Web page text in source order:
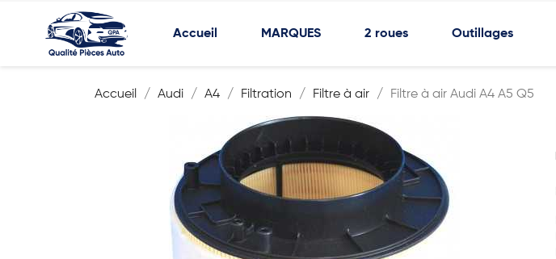
Accueil MARQUES 2 roues Outillages
Accueil Audi A4 Filtration Filtre à air Filtre à air Audi A4 A5 Q5